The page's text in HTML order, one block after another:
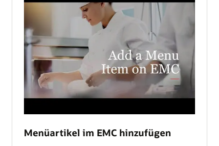
Menüartikel im EMC hinzufügen